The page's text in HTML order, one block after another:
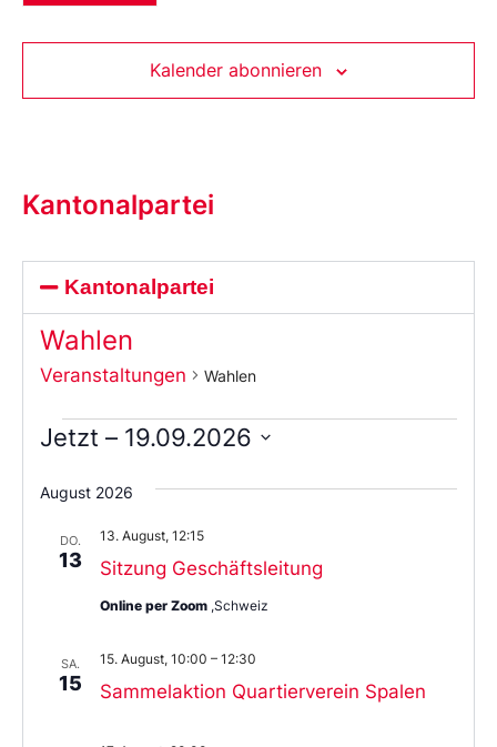
Kalender abonnieren
Kantonalpartei
Kantonalpartei
Wahlen
Veranstaltungen Wahlen
Jetzt – 19.09.2026
Sie
das
aus.
August 2026
DO.
13 Sitzung Geschäftsleitung
13. August, 12:15
Online per Zoom ,Schweiz
SA.
15 Sammelaktion Quartierverein Spalen
15. August, 10:00 – 12:30